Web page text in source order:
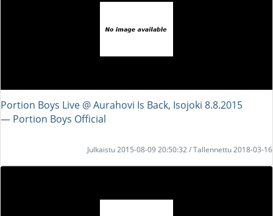
Portion Boys Live @ Aurahovi Is Back, Isojoki 8.8.2015
― Portion Boys Official
Julkaistu 2015-08-09 20:50:32 / Tallennettu 2018-03-16